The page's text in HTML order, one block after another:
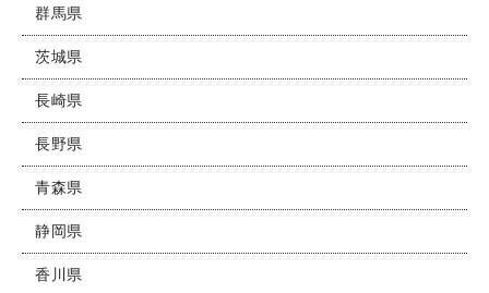
群馬県
茨城県
長崎県
長野県
青森県
静岡県
香川県